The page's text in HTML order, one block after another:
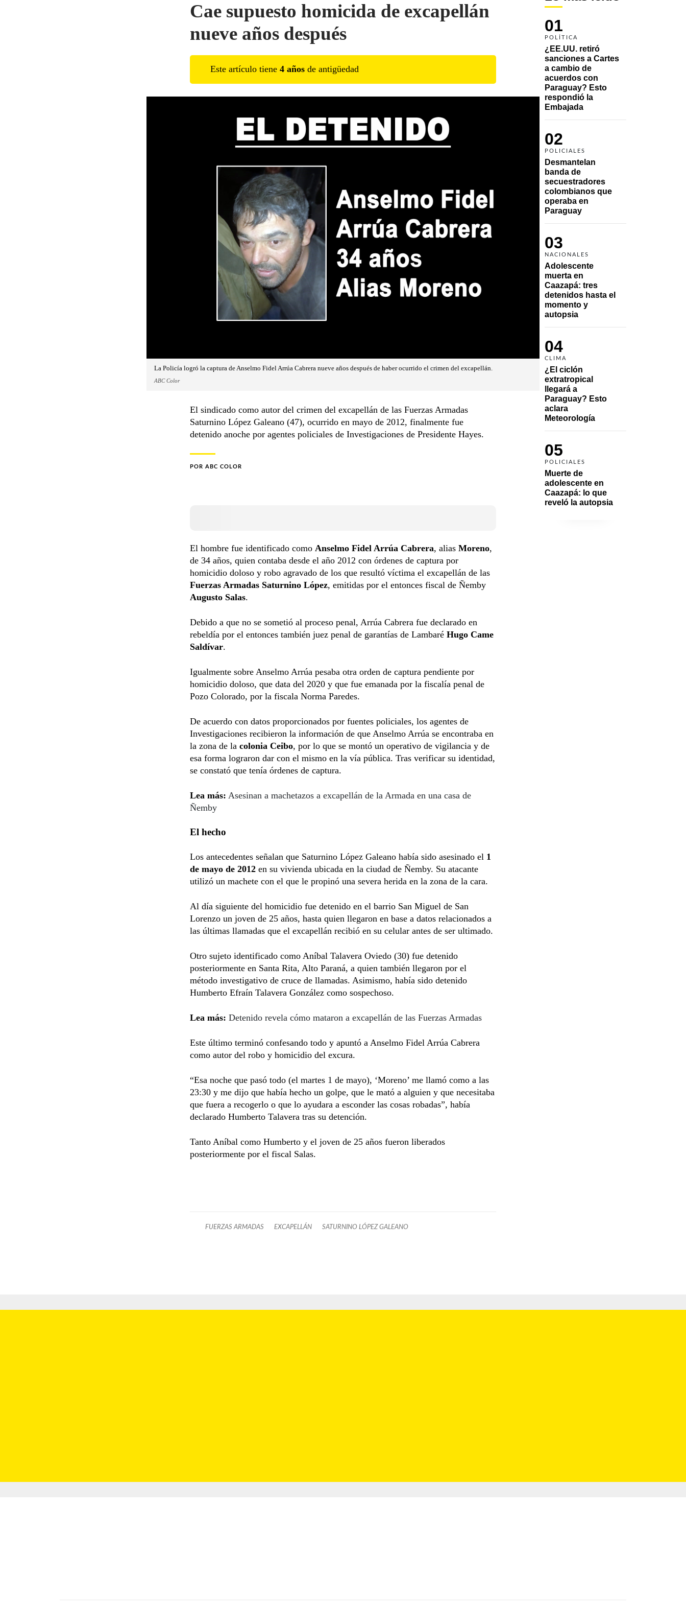
01
POLÍTICA
¿EE.UU. retiró
sanciones a Cartes
a cambio de
acuerdos con
Paraguay? Esto
respondió la
Embajada
02
POLICIALES
Desmantelan
banda de
secuestradores
colombianos que
operaba en
Paraguay
03
NACIONALES
Adolescente
muerta en
Caazapá: tres
detenidos hasta el
momento y
autopsia
04
CLIMA
¿El ciclón
extratropical
llegará a
Paraguay? Esto
aclara
Meteorología
05
POLICIALES
Muerte de
adolescente en
Caazapá: lo que
reveló la autopsia
Cae supuesto homicida de excapellán
nueve años después
Este artículo tiene 4 años de antigüedad
La Policía logró la captura de Anselmo Fidel Arrúa Cabrera nueve años después de haber ocurrido el crimen del excapellán.
ABC Color
El sindicado como autor del crimen del excapellán de las Fuerzas Armadas
Saturnino López Galeano (47), ocurrido en mayo de 2012, finalmente fue
detenido anoche por agentes policiales de Investigaciones de Presidente Hayes.
POR ABC COLOR
El hombre fue identificado como Anselmo Fidel Arrúa Cabrera, alias Moreno,
de 34 años, quien contaba desde el año 2012 con órdenes de captura por
homicidio doloso y robo agravado de los que resultó víctima el excapellán de las
Fuerzas Armadas Saturnino López, emitidas por el entonces fiscal de Ñemby
Augusto Salas.
Debido a que no se sometió al proceso penal, Arrúa Cabrera fue declarado en
rebeldía por el entonces también juez penal de garantías de Lambaré Hugo Came
Saldívar.
Igualmente sobre Anselmo Arrúa pesaba otra orden de captura pendiente por
homicidio doloso, que data del 2020 y que fue emanada por la fiscalía penal de
Pozo Colorado, por la fiscala Norma Paredes.
De acuerdo con datos proporcionados por fuentes policiales, los agentes de
Investigaciones recibieron la información de que Anselmo Arrúa se encontraba en
la zona de la colonia Ceibo, por lo que se montó un operativo de vigilancia y de
esa forma lograron dar con el mismo en la vía pública. Tras verificar su identidad,
se constató que tenía órdenes de captura.
Lea más: Asesinan a machetazos a excapellán de la Armada en una casa de
Ñemby
El hecho
Los antecedentes señalan que Saturnino López Galeano había sido asesinado el 1
de mayo de 2012 en su vivienda ubicada en la ciudad de Ñemby. Su atacante
utilizó un machete con el que le propinó una severa herida en la zona de la cara.
Al día siguiente del homicidio fue detenido en el barrio San Miguel de San
Lorenzo un joven de 25 años, hasta quien llegaron en base a datos relacionados a
las últimas llamadas que el excapellán recibió en su celular antes de ser ultimado.
Otro sujeto identificado como Aníbal Talavera Oviedo (30) fue detenido
posteriormente en Santa Rita, Alto Paraná, a quien también llegaron por el
método investigativo de cruce de llamadas. Asimismo, había sido detenido
Humberto Efraín Talavera González como sospechoso.
Lea más: Detenido revela cómo mataron a excapellán de las Fuerzas Armadas
Este último terminó confesando todo y apuntó a Anselmo Fidel Arrúa Cabrera
como autor del robo y homicidio del excura.
“Esa noche que pasó todo (el martes 1 de mayo), ‘Moreno’ me llamó como a las
23:30 y me dijo que había hecho un golpe, que le mató a alguien y que necesitaba
que fuera a recogerlo o que lo ayudara a esconder las cosas robadas”, había
declarado Humberto Talavera tras su detención.
Tanto Aníbal como Humberto y el joven de 25 años fueron liberados
posteriormente por el fiscal Salas.
FUERZAS ARMADAS EXCAPELLÁN SATURNINO LÓPEZ GALEANO